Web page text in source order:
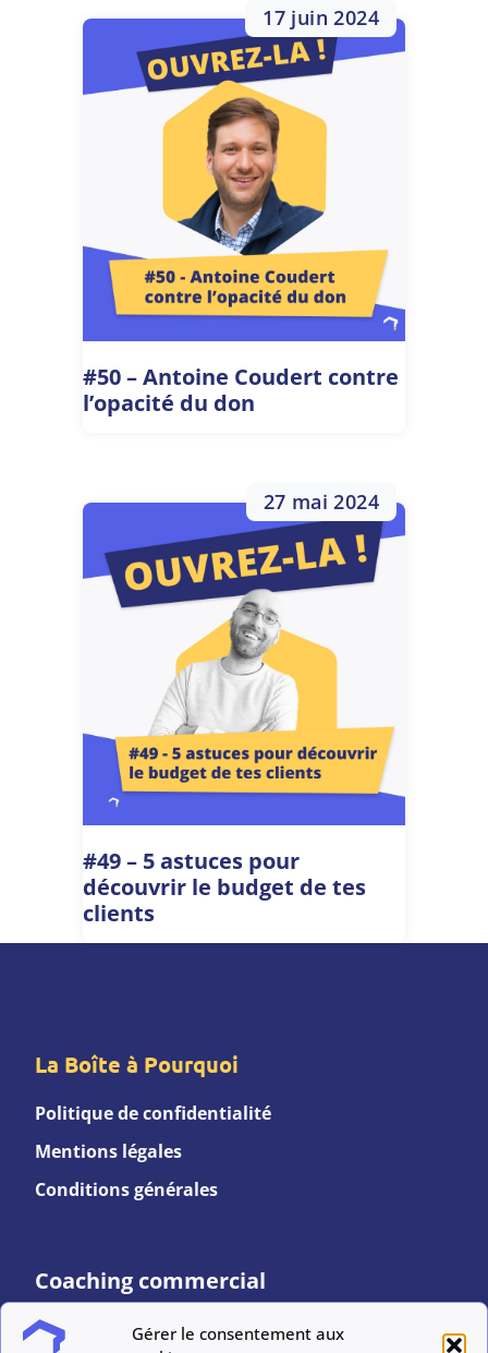
Gérer le consentement aux
17 juin 2024
#50 – Antoine Coudert contre
l’opacité du don
27 mai 2024
#49 – 5 astuces pour
découvrir le budget de tes
clients
La Boîte à Pourquoi
Politique de confidentialité
Mentions légales
Conditions générales
Coaching commercial
Refonte UX